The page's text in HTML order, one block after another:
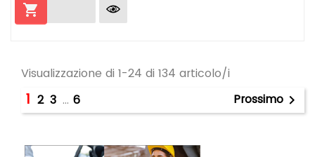

Visualizzazione di 1-24 di 134 articolo/i
1 2 3 … 6 Prossimo 